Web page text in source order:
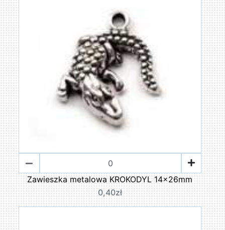
Zawieszka metalowa KROKODYL 14x26mm
0,40zł